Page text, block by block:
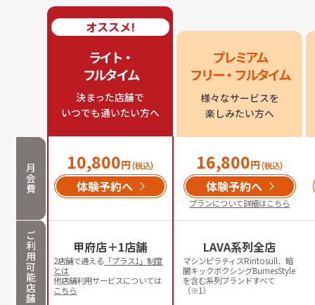
オススメ!
ライト・
フルタイム
決まった店舗で
いつでも通いたい方へ
プレミアム
フリー・フルタイム
様々なサービスを
楽しみたい方へ
月
会
費
10,800円 (税込)
体験予約へ
16,800円 (税込)
体験予約へ
プランについて詳細はこちら
ご
利
用
可
能
店
舗
甲府店＋1店舗
2店舗で通える 「プラス1」制度
とは
他店舗利用サービスについては
こちら
LAVA系列全店
マシンピラティスRintosull、暗
闇キックボクシングBurnesStyle
を含む系列ブランドすべて
（※1）